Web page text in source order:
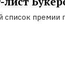
список премии